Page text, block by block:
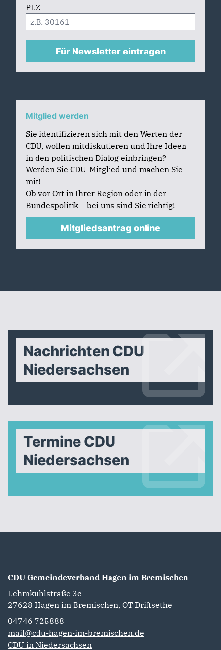
PLZ
Für Newsletter eintragen
Mitglied werden
Sie identifizieren sich mit den Werten der
CDU, wollen mitdiskutieren und Ihre Ideen
in den politischen Dialog einbringen?
Werden Sie CDU-Mitglied und machen Sie
mit!
Ob vor Ort in Ihrer Region oder in der
Bundespolitik – bei uns sind Sie richtig!
Mitgliedsantrag online
Nachrichten CDU
Niedersachsen
Termine CDU
Niedersachsen
CDU Gemeindeverband Hagen im Bremischen
Lehmkuhlstraße 3c
27628 Hagen im Bremischen, OT Driftsethe
04746 725888‬
mail@cdu-hagen-im-bremischen.de
CDU in Niedersachsen